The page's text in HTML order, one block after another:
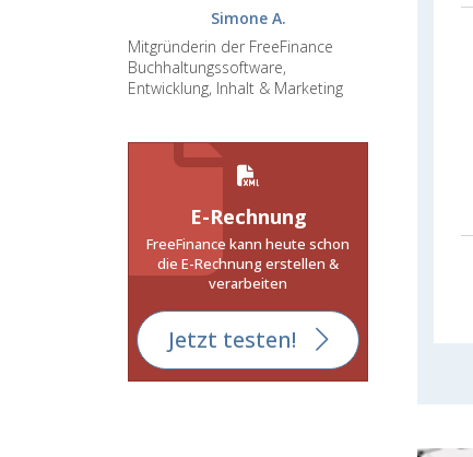
Simone A.
Mitgründerin der FreeFinance
Buchhaltungssoftware,
Entwicklung, Inhalt & Marketing
E-Rechnung
FreeFinance kann heute schon
die E-Rechnung erstellen &
verarbeiten
Jetzt testen!